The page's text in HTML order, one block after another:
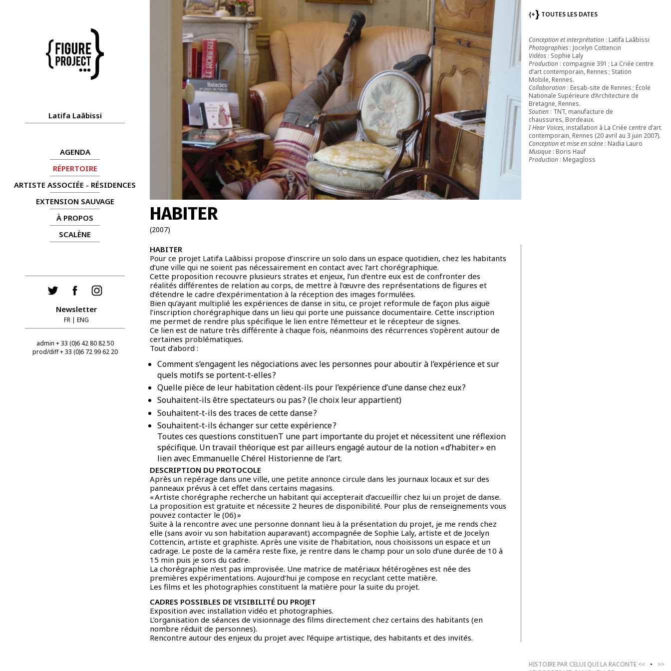
Latifa Laâbissi
AGENDA
RÉPERTOIRE
ARTISTE ASSOCIÉE - RÉSIDENCES
EXTENSION SAUVAGE
À PROPOS
SCALÈNE
Newsletter
FR | ENG
admin + 33 (0)6 42 80 82 50
prod/diff + 33 (0)6 72 99 62 20
HABITER
(2007)
HABITER
Pour ce projet Latifa Laâbissi propose d’inscrire un solo dans un espace quotidien, chez les habitants
d’une ville qui ne soient pas nécessairement en contact avec l’art chorégraphique.
Cette proposition recouvre plusieurs strates et enjeux, l’un d’entre eux est de confronter des
réalités différentes de relation au corps, de mettre à l’œuvre des représentations de figures et
d’étendre le cadre d’expérimentation à la réception des images formulées.
Bien qu’ayant multiplié les expériences de danse in situ, ce projet reformule de façon plus aiguë
l’inscription chorégraphique dans un lieu qui porte une puissance documentaire. Cette inscription
me permet de rendre plus spécifique le lien entre l’émetteur et le récepteur de signes.
Ce lien est de nature très différente à chaque fois, néanmoins des récurrences s’opèrent autour de
certaines problématiques.
Tout d’abord :
Comment s’engagent les négociations avec les personnes pour aboutir à l’expérience et sur
quels motifs se portent-t-elles ?
Quelle pièce de leur habitation cèdent-ils pour l’expérience d’une danse chez eux ?
Souhaitent-ils être spectateurs ou pas ? (le choix leur appartient)
Souhaitent-t-ils des traces de cette danse ?
Souhaitent-t-ils échanger sur cette expérience ?
Toutes ces questions constituenT une part importante du projet et nécessitent une réflexion
spécifique. Un travail théorique est par ailleurs engagé autour de la notion « d’habiter » en
lien avec Emmanuelle Chérel Historienne de l’art.
DESCRIPTION DU PROTOCOLE
Après un repérage dans une ville, une petite annonce circule dans les journaux locaux et sur des
panneaux prévus à cet effet dans certains magasins.
« Artiste chorégraphe recherche un habitant qui accepterait d’accueillir chez lui un projet de danse.
La proposition est gratuite et nécessite 2 heures de disponibilité. Pour plus de renseignements vous
pouvez contacter le (06) »
Suite à la rencontre avec une personne donnant lieu à la présentation du projet, je me rends chez
elle (sans avoir vu son habitation auparavant) accompagnée de Sophie Laly, artiste et de Jocelyn
Cottencin, artiste et graphiste. Après une visite de l’habitation, nous choisissons un espace et un
cadrage. Le poste de la caméra reste fixe, je rentre dans le champ pour un solo d’une durée de 10 à
15 min puis je sors du cadre.
La chorégraphie n’est pas improvisée. Une matrice de matériaux hétérogènes est née des
premières expérimentations. Aujourd’hui je compose en recyclant cette matière.
Les films et les photographies constituent la matière pour la suite du projet.
CADRES POSSIBLES DE VISIBILITÉ DU PROJET
Exposition avec installation vidéo et photographies.
L’organisation de séances de visionnage des films directement chez certains des habitants (en
nombre réduit de personnes).
Rencontre autour des enjeux du projet avec l’équipe artistique, des habitants et des invités.
{+ TOUTES LES DATES
Conception et interprétation : Latifa Laâbissi
Photographies : Jocelyn Cottencin
Vidéos : Sophie Laly
Production : compagnie 391 ; La Criée centre
d’art contemporain, Rennes ; Station
Mobile, Rennes.
Collaboration : Eesab-site de Rennes ; École
Nationale Supérieure d’Architecture de
Bretagne, Rennes.
Soutien : TNT, manufacture de
chaussures, Bordeaux.
I Hear Voices, installation à La Criée centre d’art
contemporain, Rennes (20 avril au 3 juin 2007).
Conception et mise en scène : Nadia Lauro
Musique : Boris Hauf
Production : Megagloss
HISTOIRE PAR CELUI QUI LA RACONTE << •
>>